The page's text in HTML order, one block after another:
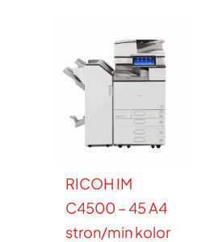
RICOH IM
C4500 – 45 A4
stron/min kolor